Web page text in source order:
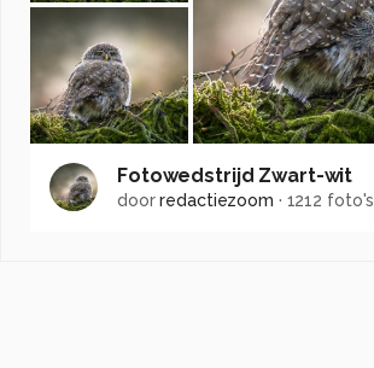
Fotowedstrijd Zwart-wit
doorredactiezoom · 1212 foto's